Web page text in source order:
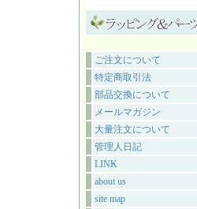
ご注文について
特定商取引法
部品交換について
メールマガジン
大量注文について
管理人日記
LINK
about us
site map